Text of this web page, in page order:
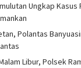
Ungkap Kasus
Polantas
Libur, Polsek